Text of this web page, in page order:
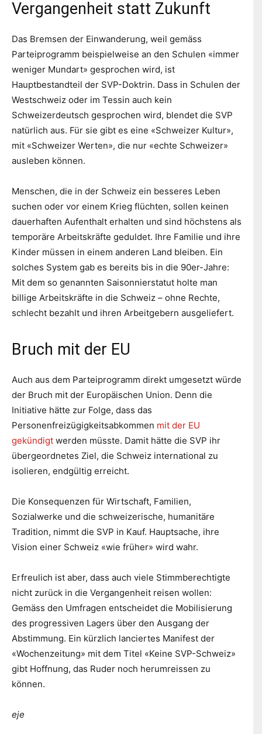
Vergangenheit statt Zukunft
Das Bremsen der Einwanderung, weil gemäss
Parteiprogramm beispielweise an den Schulen «immer
weniger Mundart» gesprochen wird, ist
Hauptbestandteil der SVP-Doktrin. Dass in Schulen der
Westschweiz oder im Tessin auch kein
Schweizerdeutsch gesprochen wird, blendet die SVP
natürlich aus. Für sie gibt es eine «Schweizer Kultur»,
mit «Schweizer Werten», die nur «echte Schweizer»
ausleben können.
Menschen, die in der Schweiz ein besseres Leben
suchen oder vor einem Krieg flüchten, sollen keinen
dauerhaften Aufenthalt erhalten und sind höchstens als
temporäre Arbeitskräfte geduldet. Ihre Familie und ihre
Kinder müssen in einem anderen Land bleiben. Ein
solches System gab es bereits bis in die 90er-Jahre:
Mit dem so genannten Saisonnierstatut holte man
billige Arbeitskräfte in die Schweiz – ohne Rechte,
schlecht bezahlt und ihren Arbeitgebern ausgeliefert.
Bruch mit der EU
Auch aus dem Parteiprogramm direkt umgesetzt würde
der Bruch mit der Europäischen Union. Denn die
Initiative hätte zur Folge, dass das
Personenfreizügigkeitsabkommen mit der EU
gekündigt werden müsste. Damit hätte die SVP ihr
übergeordnetes Ziel, die Schweiz international zu
isolieren, endgültig erreicht.
Die Konsequenzen für Wirtschaft, Familien,
Sozialwerke und die schweizerische, humanitäre
Tradition, nimmt die SVP in Kauf. Hauptsache, ihre
Vision einer Schweiz «wie früher» wird wahr.
Erfreulich ist aber, dass auch viele Stimmberechtigte
nicht zurück in die Vergangenheit reisen wollen:
Gemäss den Umfragen entscheidet die Mobilisierung
des progressiven Lagers über den Ausgang der
Abstimmung. Ein kürzlich lanciertes Manifest der
«Wochenzeitung» mit dem Titel «Keine SVP-Schweiz»
gibt Hoffnung, das Ruder noch herumreissen zu
können.
eje